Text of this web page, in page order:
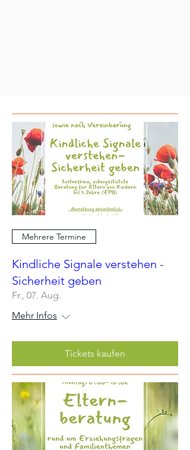
Mehrere Termine
Kindliche Signale verstehen -
Sicherheit geben
Fr., 07. Aug.
Mehr Infos
Tickets kaufen